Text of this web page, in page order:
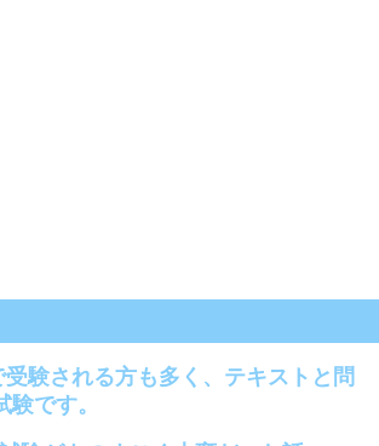
験される方も多く、テキストと問
です。